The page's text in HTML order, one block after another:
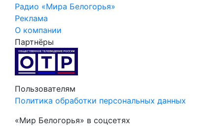
Радио «Мира Белогорья»
Реклама
О компании
Партнёры
Пользователям
Политика обработки персональных данных
«Мир Белогорья» в соцсетях